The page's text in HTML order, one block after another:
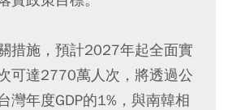
措施，預計2027年起全面實
可達2770萬人次，將透過公
灣年度GDP的1%，與南韓相